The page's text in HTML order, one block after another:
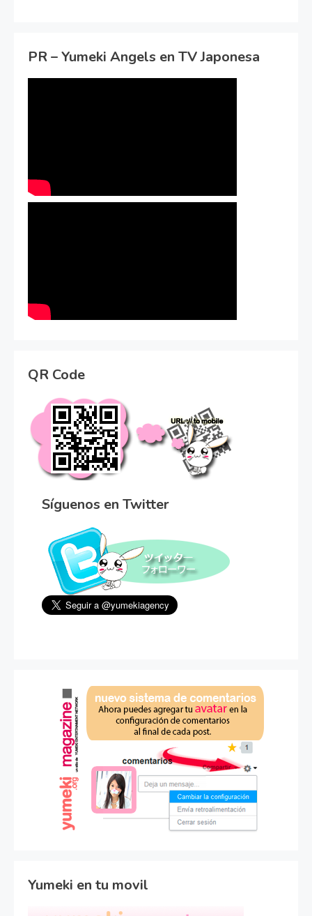
PR – Yumeki Angels en TV Japonesa
QR Code
Síguenos en Twitter
Yumeki en tu movil